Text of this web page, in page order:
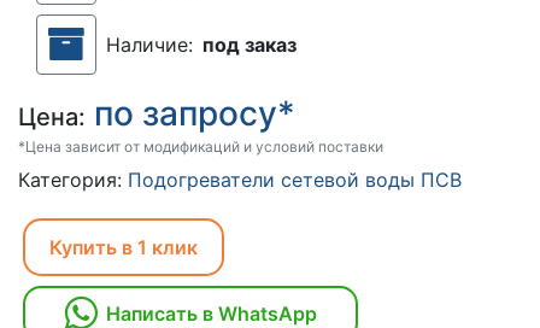
Наличие: под заказ
Цена: по запросу*
*Цена зависит от модификаций и условий поставки
Категория: Подогреватели сетевой воды ПСВ
Купить в 1 клик
Написать в WhatsApp